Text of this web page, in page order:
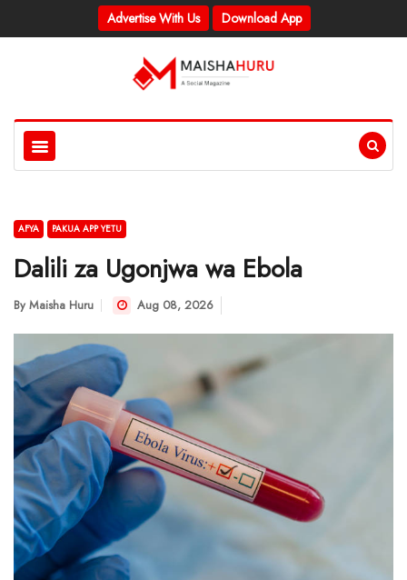
Advertise With Us Download App
AFYA PAKUA APP YETU
Dalili za Ugonjwa wa Ebola
By Maisha Huru Aug 08, 2026